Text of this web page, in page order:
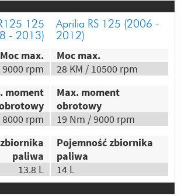
mi się podobają.
to :
dużo lepsze brzmienie,mniej
większa (bardziej
łatwiejsza w utrzymaniu,
(delikatnie)
30km/h), lepiej przyśpiesza,
z posiadacza mechanika,
Odpowiedz|
| Autor: Gość
125
- 2013)
Aprilia RS 125 (2006 -
2012)
Moc max.
9000 rpm
28 KM / 10500 rpm
Moc max.
moment
rpm
19 Nm / 9000 rpm
Max. moment
obrotowy
paliwa
13.8 L
14 L
Pojemność zbiornika
paliwa